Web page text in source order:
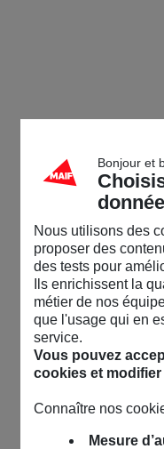
Bonjour et
Nous utilisons des
proposer des
des tests pour
Ils enrichissent la
métier de nos
que l'usage qui en
service.
Vous pouvez
cookies et
Connaître nos
Mesure